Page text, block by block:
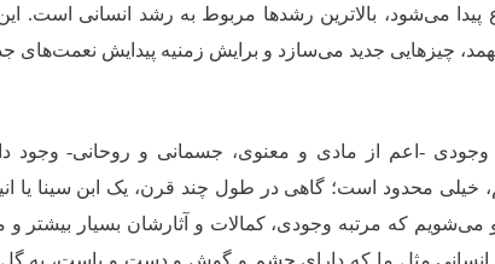
پیدا می‌شود، بالاترین رشدها مربوط به رشد انسانی است.
چیزهایی جدید می‌سازد و برایش زمنیه پیدایش نعمت‌های
وجودی -اعم از مادی و معنوی، جسمانی و روحانی- وجود
خیلی محدود است؛ گاهی در طول چند قرن، یک ابن سینا یا
می‌شویم که مرتبه وجودی، کمالات‌ و آثارشان بسیار بیشتر
انسانی مثل ما که دارای چشم و گوش و دست و پاست، به